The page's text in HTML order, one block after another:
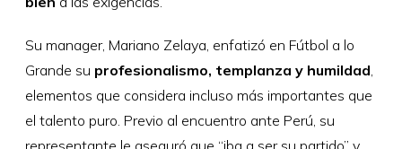
Su manager, Mariano Zelaya, enfatizó en Fútbol a lo
Grande su profesionalismo, templanza y humildad
elementos que considera incluso más importantes que
el talento puro. Previo al encuentro ante Perú, su
representante le aseguró que “iba a ser su partido” y